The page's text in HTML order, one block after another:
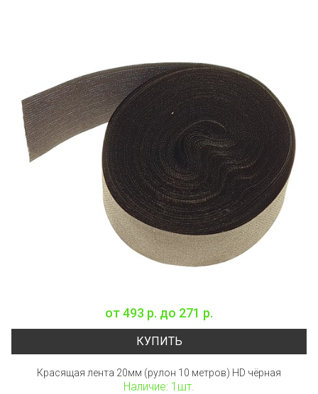
от493 р. до 271 р.
КУПИТЬ
Красящая лента 20мм (рулон 10 метров) HD чёрная
Наличие: 1шт.